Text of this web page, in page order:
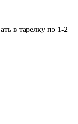
в тарелку по 1-2